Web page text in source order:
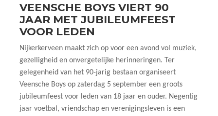
VEENSCHE BOYS VIERT 90
JAAR MET JUBILEUMFEEST
VOOR LEDEN
Nijkerkerveen maakt zich op voor een avond vol muziek,
gezelligheid en onvergetelijke herinneringen. Ter
gelegenheid van het 90-jarig bestaan organiseert
Veensche Boys op zaterdag 5 september een groots
jubileumfeest voor leden van 18 jaar en ouder. Negentig
jaar voetbal, vriendschap en verenigingsleven is een